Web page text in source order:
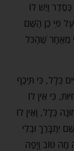
כְּסֵדֶר וְיֵשׁ לוֹ
עַל פִּי כֵן הַשֵּׁם
מֵאַחַר שֶׁהַכֹּל
כְּלָל, כִּי תֵּיכֶף
כִּי אֵין לוֹ
כְּלָל, וְאֵין לוֹ
יִתְבָּרַךְ וּבְלִי
טּוֹב וְיָפֶה